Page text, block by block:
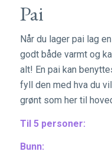
Pai
Når du lager pai lag
godt både varmt og
alt! En pai kan
fyll den med hva du
grønt som her til
Til 5 personer:
Bunn: